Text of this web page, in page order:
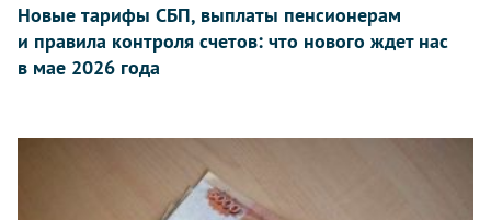
Новые тарифы СБП, выплаты пенсионерам
и правила контроля счетов: что нового ждет нас
в мае 2026 года